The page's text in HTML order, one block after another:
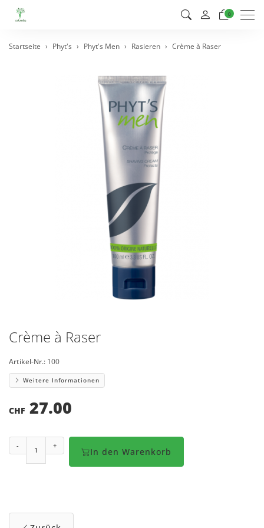
0
Startseite Phyt's Phyt's Men Rasieren Crème à Raser
Crème à Raser
Artikel-Nr.: 100
Weitere Informationen
CHF 27.00
- +
In den Warenkorb